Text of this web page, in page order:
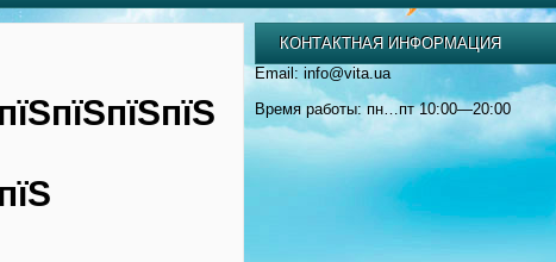
КОНТАКТНАЯ ИНФОРМАЦИЯ
Email: info@vita.ua
Время работы: пн…пт 10:00—20:00